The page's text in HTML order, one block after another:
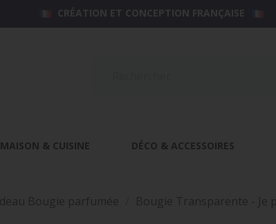
CRÉATION ET CONCEPTION FRANÇAISE
MAISON & CUISINE DÉCO & ACCESSOIRES